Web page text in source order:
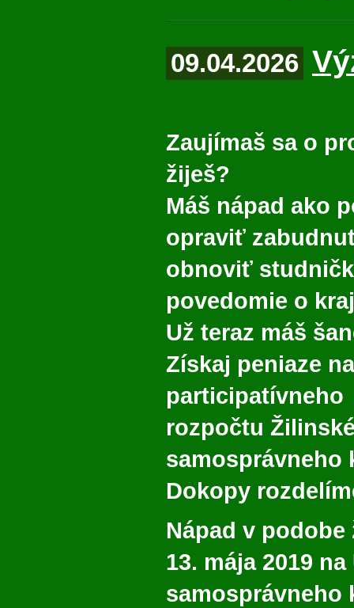
09.04.2026
Zaujímaš sa o
žiješ?
Máš nápad ako
opraviť
obnoviť
povedomie o
Už teraz máš
Získaj peniaze
participatívneho
rozpočtu
samosprávneho
Dokopy
Nápad v
13. mája 2019
samosprávneho